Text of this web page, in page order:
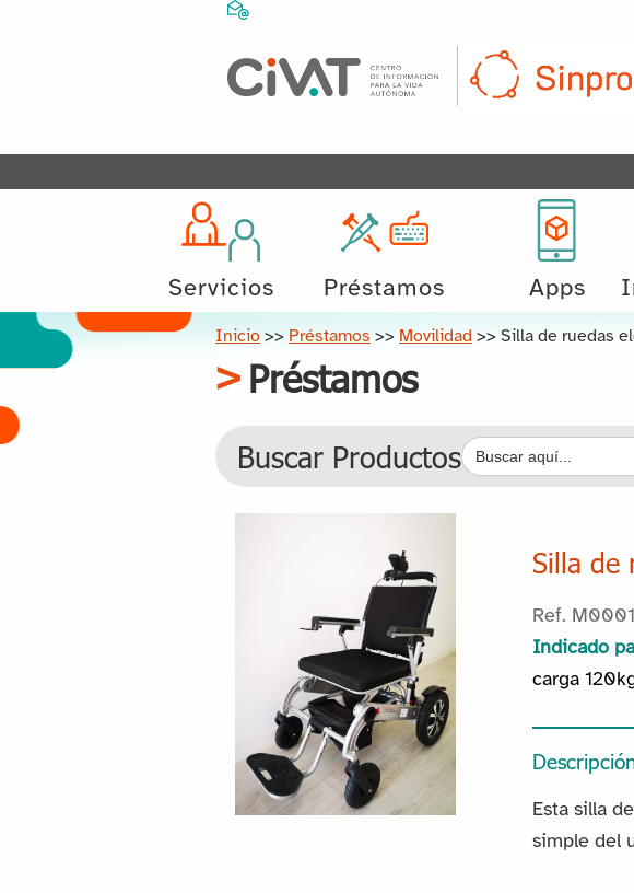
Servicios Préstamos Apps
Inicio >> Préstamos >> Movilidad >> Silla de ruedas
Préstamos
Buscar ProductosBuscar:
Silla de
Ref.
Indicado
carga
Esta silla
simple del